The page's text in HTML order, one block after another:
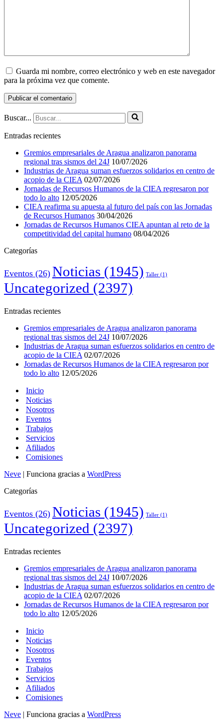
Guarda mi nombre, correo electrónico y web en este navegador
para la próxima vez que comente.
Buscar...
Entradas recientes
Gremios empresariales de Aragua analizaron panorama
regional tras sismos del 24J 10/07/2026
Industrias de Aragua suman esfuerzos solidarios en centro de
acopio de la CIEA 02/07/2026
Jornadas de Recursos Humanos de la CIEA regresaron por
todo lo alto 12/05/2026
CIEA reafirma su apuesta al futuro del país con las Jornadas
de Recursos Humanos 30/04/2026
Jornadas de Recursos Humanos CIEA apuntan al reto de la
competitividad del capital humano 08/04/2026
Categorías
Eventos (26) Noticias (1945) Taller (1)
Uncategorized (2397)
Entradas recientes
Gremios empresariales de Aragua analizaron panorama
regional tras sismos del 24J 10/07/2026
Industrias de Aragua suman esfuerzos solidarios en centro de
acopio de la CIEA 02/07/2026
Jornadas de Recursos Humanos de la CIEA regresaron por
todo lo alto 12/05/2026
Inicio
Noticias
Nosotros
Eventos
Trabajos
Servicios
Afiliados
Comisiones
Neve | Funciona gracias a WordPress
Categorías
Eventos (26) Noticias (1945) Taller (1)
Uncategorized (2397)
Entradas recientes
Gremios empresariales de Aragua analizaron panorama
regional tras sismos del 24J 10/07/2026
Industrias de Aragua suman esfuerzos solidarios en centro de
acopio de la CIEA 02/07/2026
Jornadas de Recursos Humanos de la CIEA regresaron por
todo lo alto 12/05/2026
Inicio
Noticias
Nosotros
Eventos
Trabajos
Servicios
Afiliados
Comisiones
Neve | Funciona gracias a WordPress